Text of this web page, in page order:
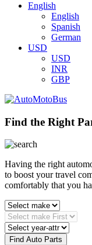
English
English
Spanish
German
USD
USD
INR
GBP
Find the Right
Having the right
to boost your travel
comfortably that you
Find Auto Parts